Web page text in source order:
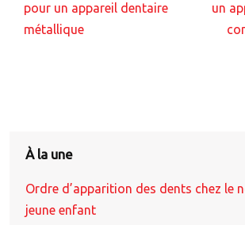
pour un appareil dentaire
métallique
un
À la une
Ordre d’apparition des dents chez le
jeune enfant